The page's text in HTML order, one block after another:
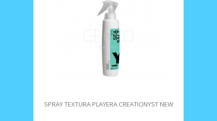
SPRAY TEXTURA PLAYERA CREATIONYST NEW